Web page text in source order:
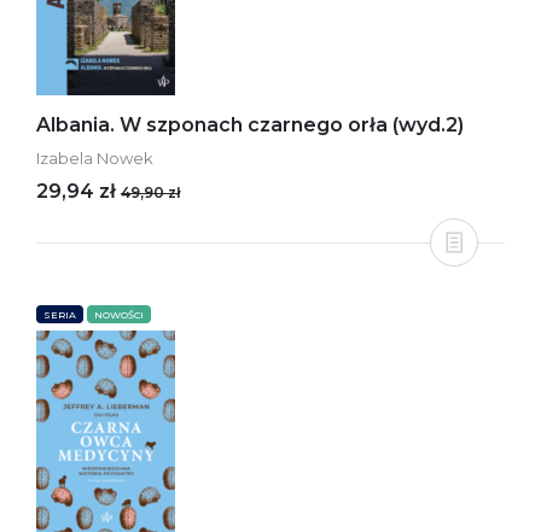
Albania. W szponach czarnego orła (wyd.2)
Izabela Nowek
29,94 zł 49,90 zł
SERIA NOWOŚCI